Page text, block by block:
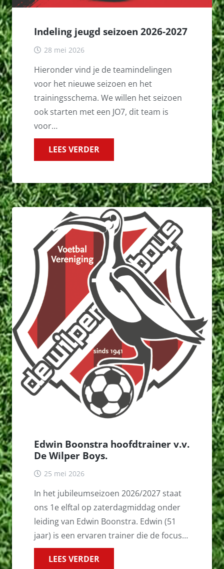
Indeling jeugd seizoen 2026-2027
28 mei 2026
Hieronder vind je de teamindelingen
voor het nieuwe seizoen en het
trainingsschema. We willen het seizoen
ook starten met een JO7, dit team is
voor…
LEES VERDER
Edwin Boonstra hoofdtrainer v.v.
De Wilper Boys.
25 mei 2026
In het jubileumseizoen 2026/2027 staat
ons 1e elftal op zaterdagmiddag onder
leiding van Edwin Boonstra. Edwin (51
jaar) is een ervaren trainer die de focus…
LEES VERDER